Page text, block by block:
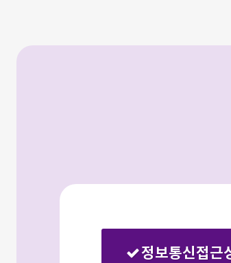
정보통신접근